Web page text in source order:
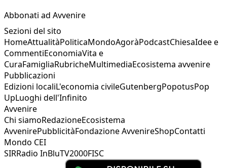
Abbonati ad Avvenire
Sezioni del sito
HomeAttualitàPoliticaMondoAgoràPodcastChiesaIdee e
CommentiEconomiaVita e
CuraFamigliaRubricheMultimediaEcosistema avvenire
Pubblicazioni
Edizioni localiL'economia civileGutenbergPopotusPop
UpLuoghi dell'Infinito
Avvenire
Chi siamoRedazioneEcosistema
AvvenirePubblicitàFondazione AvvenireShopContatti
Mondo CEI
SIRRadio InBluTV2000FISC